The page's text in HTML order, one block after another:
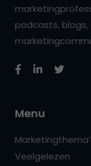
podcasts, blogs,
Menu
Veelgelezen